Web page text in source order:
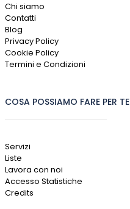
Chi siamo
Contatti
Blog
Privacy Policy
Cookie Policy
Termini e Condizioni
COSA POSSIAMO FARE PER TE
Servizi
Liste
Lavora con noi
Accesso Statistiche
Credits